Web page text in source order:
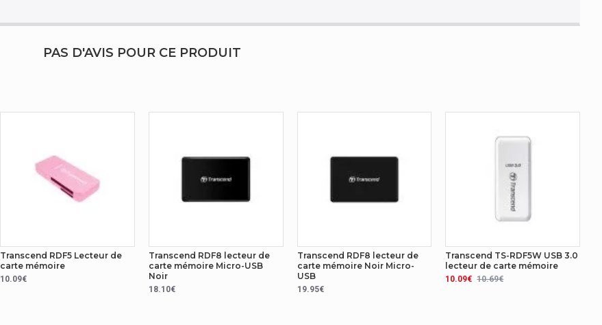
PAS D'AVIS POUR CE PRODUIT
Transcend RDF5 Lecteur de
carte mémoire
10.09€
Transcend RDF8 lecteur de
carte mémoire Micro-USB
Noir
18.10€
Transcend RDF8 lecteur de
carte mémoire Noir Micro-
USB
19.95€
Transcend TS-RDF5W USB 3.0
lecteur de carte mémoire
10.09€ 10.69€